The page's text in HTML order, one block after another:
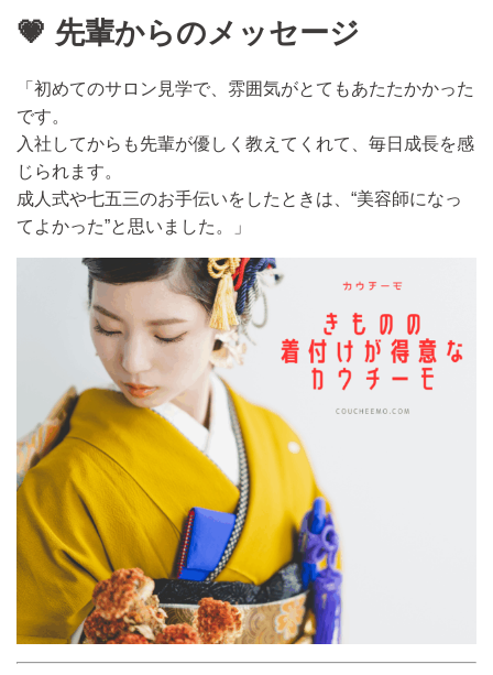
💗 先輩からのメッセージ
「初めてのサロン見学で、雰囲気がとてもあたたかかった
です。
入社してからも先輩が優しく教えてくれて、毎日成長を感
じられます。
成人式や七五三のお手伝いをしたときは、“美容師になっ
てよかった”と思いました。」